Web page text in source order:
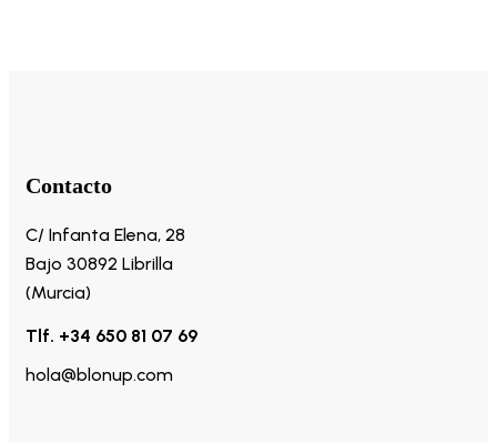
Contacto
C/ Infanta Elena, 28
Bajo 30892 Librilla
(Murcia)
Tlf. +34 650 81 07 69
hola@blonup.com